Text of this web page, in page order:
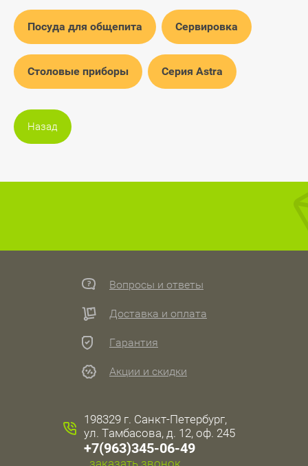
Посуда для общепита Сервировка
Столовые приборы Серия Astra
Назад
Вопросы и ответы
Доставка и оплата
Гарантия
Акции и скидки
198329 г. Санкт-Петербург,
ул. Тамбасова, д. 12, оф. 245
+7(963)345-06-49
заказать звонок